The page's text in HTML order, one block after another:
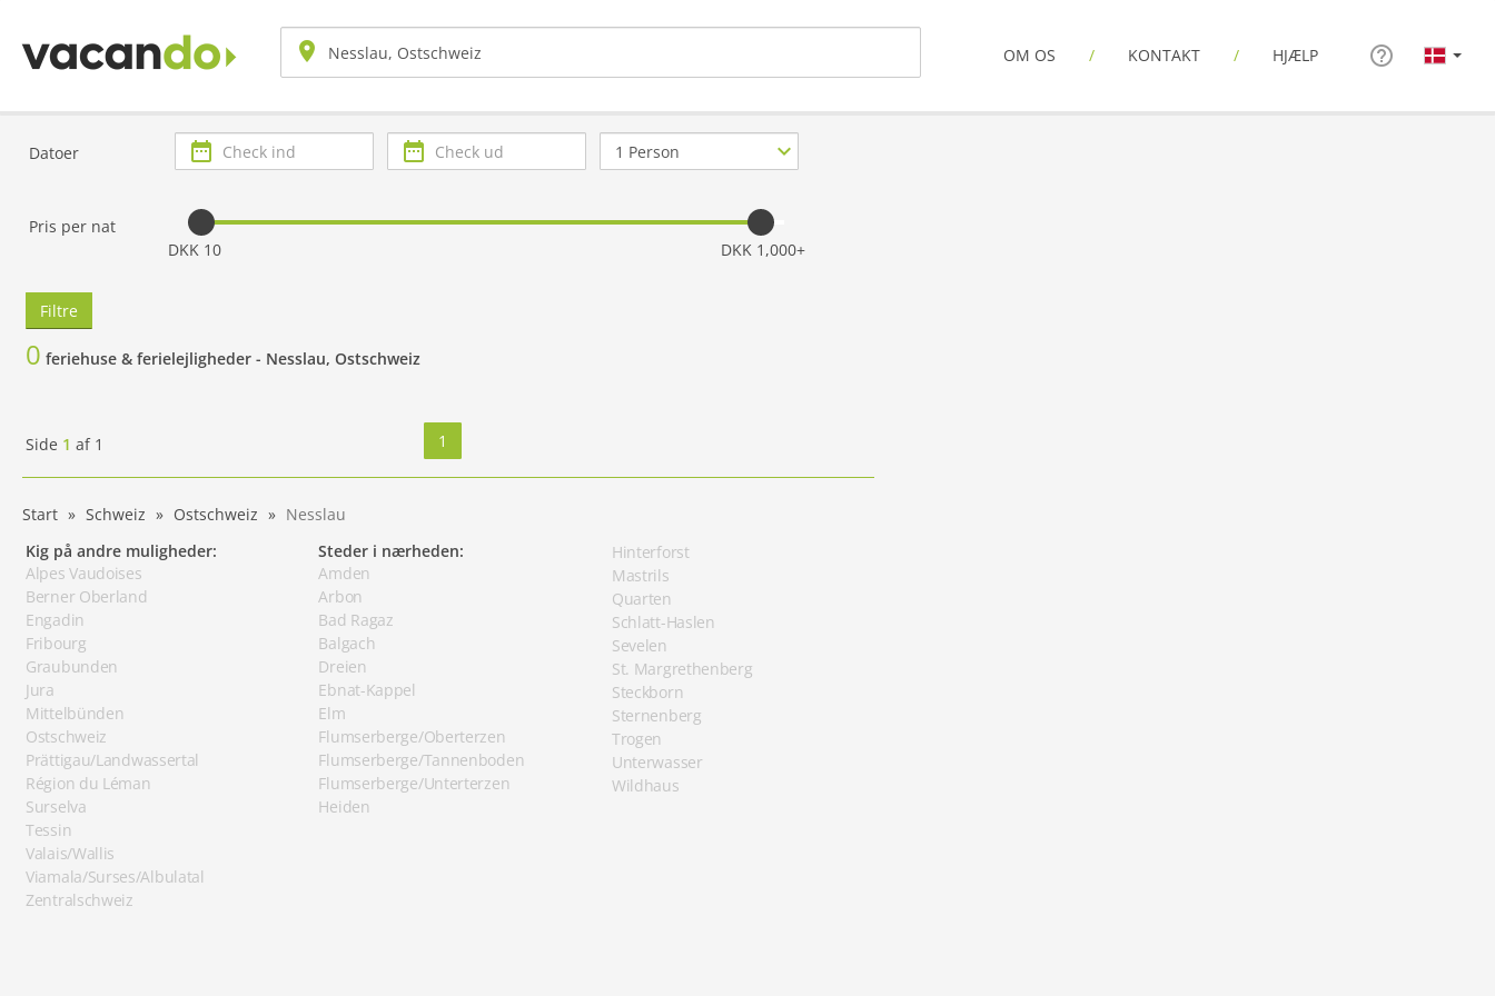
OM OS KONTAKT HJÆLP
Datoer
Check
ind
Check
ud
Antal
personer
Pris per nat
DKK 10
DKK 1,000+
Filtre
0 feriehuse & ferielejligheder - Nesslau, Ostschweiz
Side 1 af 1 1
Start Schweiz Ostschweiz
Nesslau
Kig på andre muligheder:
Alpes Vaudoises
Berner Oberland
Engadin
Fribourg
Graubunden
Jura
Mittelbünden
Ostschweiz
Prättigau/Landwassertal
Région du Léman
Surselva
Tessin
Valais/Wallis
Viamala/Surses/Albulatal
Zentralschweiz
Steder i nærheden:
Amden
Arbon
Bad Ragaz
Balgach
Dreien
Ebnat-Kappel
Elm
Flumserberge/Oberterzen
Flumserberge/Tannenboden
Flumserberge/Unterterzen
Heiden
Hinterforst
Mastrils
Quarten
Schlatt-Haslen
Sevelen
St. Margrethenberg
Steckborn
Sternenberg
Trogen
Unterwasser
Wildhaus